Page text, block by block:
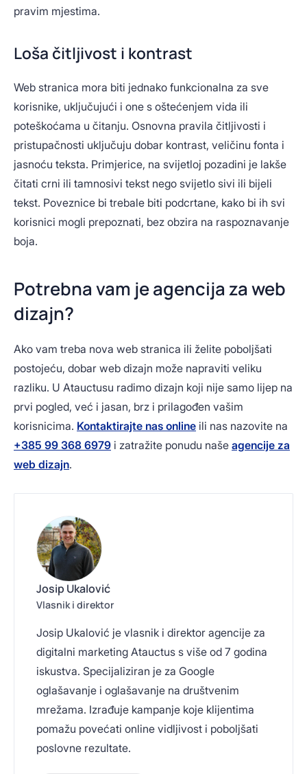
pravim mjestima.
Loša čitljivost i kontrast
Web stranica mora biti jednako funkcionalna za sve
korisnike, uključujući i one s oštećenjem vida ili
poteškoćama u čitanju. Osnovna pravila čitljivosti i
pristupačnosti uključuju dobar kontrast, veličinu fonta i
jasnoću teksta. Primjerice, na svijetloj pozadini je lakše
čitati crni ili tamnosivi tekst nego svijetlo sivi ili bijeli
tekst. Poveznice bi trebale biti podcrtane, kako bi ih svi
korisnici mogli prepoznati, bez obzira na raspoznavanje
boja.
Potrebna vam je agencija za web
dizajn?
Ako vam treba nova web stranica ili želite poboljšati
postojeću, dobar web dizajn može napraviti veliku
razliku. U Atauctusu radimo dizajn koji nije samo lijep na
prvi pogled, već i jasan, brz i prilagođen vašim
korisnicima. Kontaktirajte nas online ili nas nazovite na
+385 99 368 6979 i zatražite ponudu naše agencije za
web dizajn.
Josip Ukalović
Vlasnik i direktor
Josip Ukalović je vlasnik i direktor agencije za
digitalni marketing Atauctus s više od 7 godina
iskustva. Specijaliziran je za Google
oglašavanje i oglašavanje na društvenim
mrežama. Izrađuje kampanje koje klijentima
pomažu povećati online vidljivost i poboljšati
poslovne rezultate.